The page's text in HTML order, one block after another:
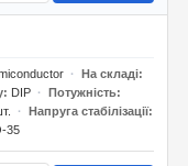
На складі
DIP
Потужність
Напруга стабілізації
35